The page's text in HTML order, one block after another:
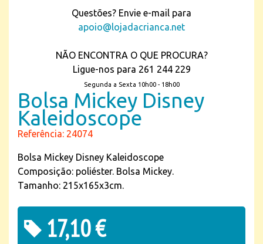
Questões? Envie e-mail para
apoio@lojadacrianca.net
NÃO ENCONTRA O QUE PROCURA?
Ligue-nos para 261 244 229
Segunda a Sexta 10h00 - 18h00
Bolsa Mickey Disney
Kaleidoscope
Referência: 24074
Bolsa Mickey Disney Kaleidoscope
Composição: poliéster. Bolsa Mickey.
Tamanho: 215x165x3cm.
17,10 €